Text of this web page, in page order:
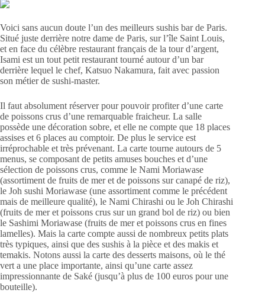
Voici sans aucun doute l’un des meilleurs sushis bar de Paris.
Situé juste derrière notre dame de Paris, sur l’île Saint Louis,
et en face du célèbre restaurant français de la tour d’argent,
Isami est un tout petit restaurant tourné autour d’un bar
derrière lequel le chef, Katsuo Nakamura, fait avec passion
son métier de sushi-master.
Il faut absolument réserver pour pouvoir profiter d’une carte
de poissons crus d’une remarquable fraicheur. La salle
possède une décoration sobre, et elle ne compte que 18 places
assises et 6 places au comptoir. De plus le service est
irréprochable et très prévenant. La carte tourne autours de 5
menus, se composant de petits amuses bouches et d’une
sélection de poissons crus, comme le Nami Moriawase
(assortiment de fruits de mer et de poissons sur canapé de riz),
le Joh sushi Moriawase (une assortiment comme le précédent
mais de meilleure qualité), le Nami Chirashi ou le Joh Chirashi
(fruits de mer et poissons crus sur un grand bol de riz) ou bien
le Sashimi Moriawase (fruits de mer et poissons crus en fines
lamelles). Mais la carte compte aussi de nombreux petits plats
très typiques, ainsi que des sushis à la pièce et des makis et
temakis. Notons aussi la carte des desserts maisons, où le thé
vert a une place importante, ainsi qu’une carte assez
impressionnante de Saké (jusqu’à plus de 100 euros pour une
bouteille).